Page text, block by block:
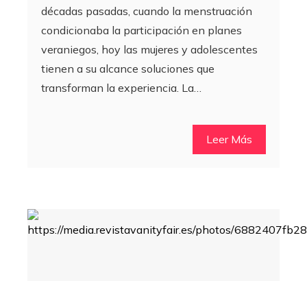
décadas pasadas, cuando la menstruación
condicionaba la participación en planes
veraniegos, hoy las mujeres y adolescentes
tienen a su alcance soluciones que
transforman la experiencia. La…
Leer Más